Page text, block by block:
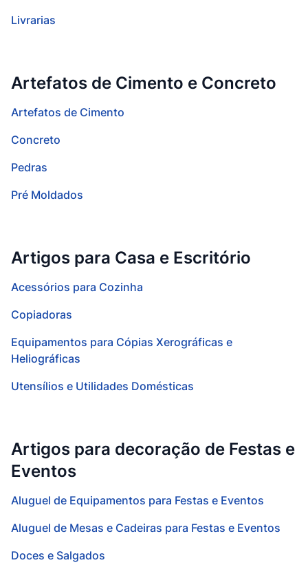
Livrarias
Artefatos de Cimento e Concreto
Artefatos de Cimento
Concreto
Pedras
Pré Moldados
Artigos para Casa e Escritório
Acessórios para Cozinha
Copiadoras
Equipamentos para Cópias Xerográficas e
Heliográficas
Utensílios e Utilidades Domésticas
Artigos para decoração de Festas e
Eventos
Aluguel de Equipamentos para Festas e Eventos
Aluguel de Mesas e Cadeiras para Festas e Eventos
Doces e Salgados